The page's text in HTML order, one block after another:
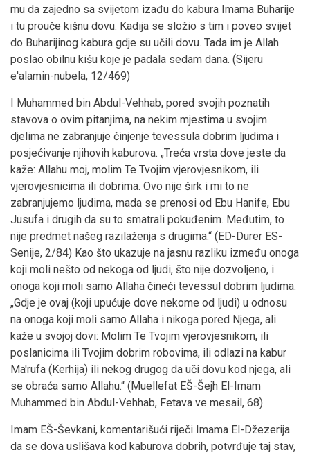
mu da zajedno sa svijetom izađu do kabura Imama Buharije
i tu prouče kišnu dovu. Kadija se složio s tim i poveo svijet
do Buharijinog kabura gdje su učili dovu. Tada im je Allah
poslao obilnu kišu koje je padala sedam dana. (Sijeru
e'alamin-nubela, 12/469)
I Muhammed bin Abdul-Vehhab, pored svojih poznatih
stavova o ovim pitanjima, na nekim mjestima u svojim
djelima ne zabranjuje činjenje tevessula dobrim ljudima i
posjećivanje njihovih kaburova. „Treća vrsta dove jeste da
kaže: Allahu moj, molim Te Tvojim vjerovjesnikom, ili
vjerovjesnicima ili dobrima. Ovo nije širk i mi to ne
zabranjujemo ljudima, mada se prenosi od Ebu Hanife, Ebu
Jusufa i drugih da su to smatrali pokuđenim. Međutim, to
nije predmet našeg razilaženja s drugima.“ (ED-Durer ES-
Senije, 2/84) Kao što ukazuje na jasnu razliku između onoga
koji moli nešto od nekoga od ljudi, što nije dozvoljeno, i
onoga koji moli samo Allaha čineći tevessul dobrim ljudima.
„Gdje je ovaj (koji upućuje dove nekome od ljudi) u odnosu
na onoga koji moli samo Allaha i nikoga pored Njega, ali
kaže u svojoj dovi: Molim Te Tvojim vjerovjesnikom, ili
poslanicima ili Tvojim dobrim robovima, ili odlazi na kabur
Ma'rufa (Kerhija) ili nekog drugog da uči dovu kod njega, ali
se obraća samo Allahu.“ (Muellefat EŠ-Šejh El-Imam
Muhammed bin Abdul-Vehhab, Fetava ve mesail, 68)
Imam EŠ-Ševkani, komentarišući riječi Imama El-Džezerija
da se dova uslišava kod kaburova dobrih, potvrđuje taj stav,